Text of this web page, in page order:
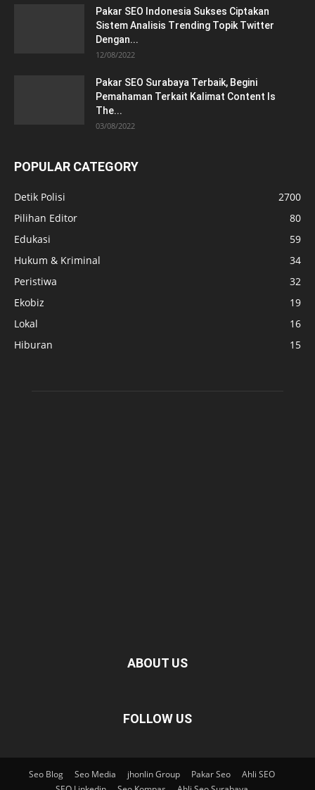
Pakar SEO Indonesia Sukses Ciptakan
Sistem Analisis Trending Topik Twitter
Dengan...
12/08/2022
Pakar SEO Surabaya Terbaik, Begini
Pemahaman Terkait Kalimat Content Is
The...
03/08/2022
POPULAR CATEGORY
Detik Polisi
2700
Pilihan Editor
80
Edukasi
59
Hukum & Kriminal
34
Peristiwa
32
Ekobiz
19
Lokal
16
Hiburan
15
ABOUT US
FOLLOW US
Seo Blog Seo Media jhonlin Group Pakar Seo
Ahli SEO